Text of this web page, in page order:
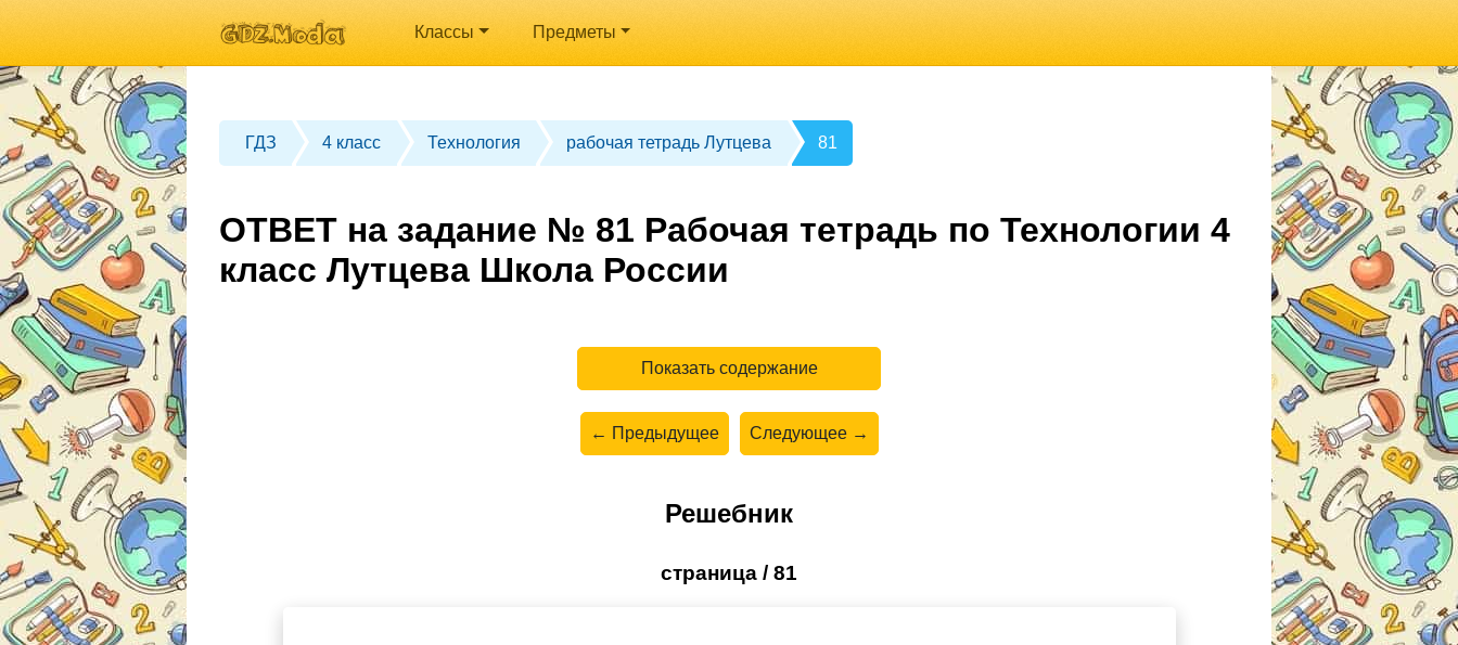
Классы Предметы
ГДЗ 4 класс Технология рабочая тетрадь Лутцева 81
ОТВЕТ на задание № 81 Рабочая тетрадь по Технологии 4
класс Лутцева Школа России
Показать содержание
← Предыдущее Следующее →
Решебник
страница / 81